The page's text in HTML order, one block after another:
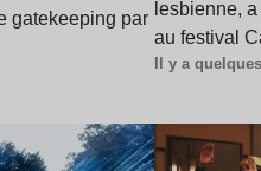
gatekeeping par lesbienne,
au festival
Il y a
Lire l’article